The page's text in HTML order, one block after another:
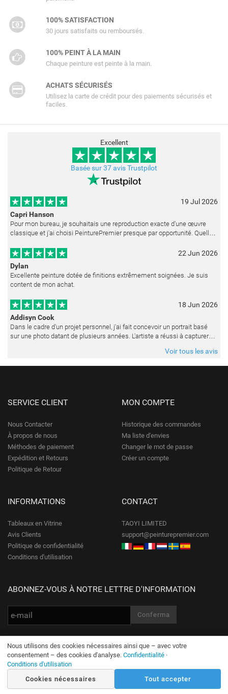
100% SATISFACTION
30 jours satisfaits ou remboursés.
100% PEINT À LA MAIN
Chaque peinture est peinte à la main.
ACHATS SÉCURISÉS
Utilisez la carte de crédit pour des paiements sécurisés et
faciles.
Excellent
Basée sur 37 avis Trustpilot
19 Jul 2026
Capri Hanson
Pour mon bureau, je souhaitais une reproduction exacte d'une œuvre
classique et j'ai choisi PeinturePremier presque par opportunité. Quelle
22 Jun 2026
Dylan
Excellente peinture dotée de finitions extrêmement soignées. Je suis
content de mon achat.
18 Jun 2026
Addisyn Cook
Dans le cadre d'un projet personnel, j'ai fait concevoir un portrait basé
sur une photo datant de plusieurs années. L'artiste a réussi à capturer
Voir tous les avis
SERVICE CLIENT
Nous Contacter
À propos de nous
Méthodes de paiement
Expédition et Retours
Politique de Retour
MON COMPTE
Historique des commandes
Ma liste d'envies
Changer le mot de passe
Créer un compte
INFORMATIONS
Tableaux en Vitrine
Avis Clients
Politique de confidentialité
Conditions d'utilisation
CONTACT
TAOYI LIMITED
support@peinturepremier.com
ABONNEZ-VOUS À NOTRE LETTRE D'INFORMATION
© PeinturePremier.com Tous droits réservés
Nous utilisons des cookies nécessaires ainsi que – avec votre
consentement – des cookies d'analyse. Confidentialité ·
Conditions d'utilisation
Cookies nécessaires
Tout accepter